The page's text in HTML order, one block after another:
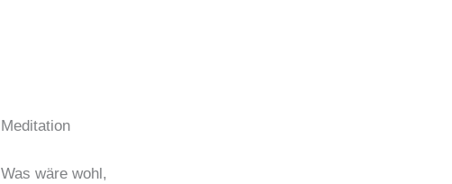
Meditation
Was wäre wohl,